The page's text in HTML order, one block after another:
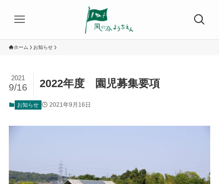
ホーム お知らせ
2022年度 園児募集要項
2021
9/16
お知らせ 2021年9月16日